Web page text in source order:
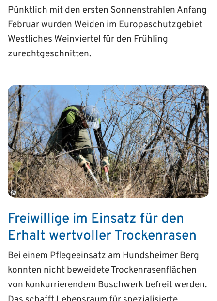
Pünktlich mit den ersten Sonnenstrahlen Anfang
Februar wurden Weiden im Europaschutzgebiet
Westliches Weinviertel für den Frühling
zurechtgeschnitten.
©
Freiwillige im Einsatz für den
Erhalt wertvoller Trockenrasen
Bei einem Pflegeeinsatz am Hundsheimer Berg
konnten nicht beweidete Trockenrasenflächen
von konkurrierendem Buschwerk befreit werden.